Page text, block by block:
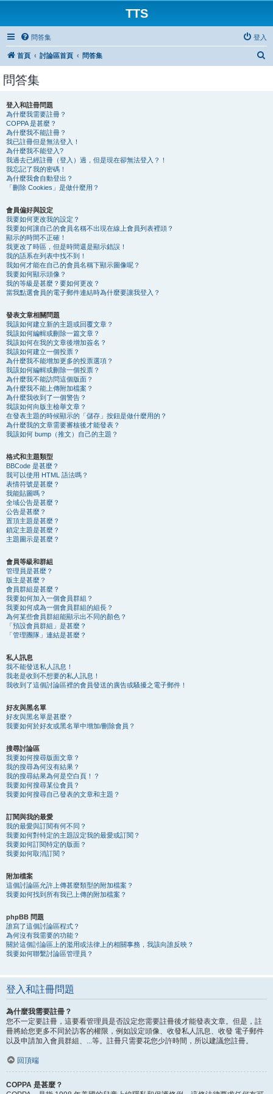
TTS
問答集 登入
首頁 討論區首頁 問答集
問答集
登入和註冊問題
為什麼我需要註冊？
COPPA 是甚麼？
為什麼我不能註冊？
我已註冊但是無法登入！
為什麼我不能登入?
我過去已經註冊（登入）過，但是現在卻無法登入？！
我忘記了我的密碼！
為什麼我會自動登出？
「刪除 Cookies」是做什麼用？
會員偏好與設定
我要如何更改我的設定？
我要如何讓自己的會員名稱不出現在線上會員列表裡頭？
顯示的時間不正確！
我更改了時區，但是時間還是顯示錯誤！
我的語系在列表中找不到！
我如何才能在自己的會員名稱下顯示圖像呢？
我要如何顯示頭像？
我的等級是甚麼？要如何更改？
當我點選會員的電子郵件連結時為什麼要讓我登入？
發表文章相關問題
我該如何建立新的主題或回覆文章？
我該如何編輯或刪除一篇文章？
我該如何在我的文章後增加簽名？
我該如何建立一個投票？
為什麼我不能增加更多的投票選項？
我該如何編輯或刪除一個投票？
為什麼我不能訪問這個版面？
為什麼我不能上傳附加檔案？
為什麼我收到了一個警告？
我該如何向版主檢舉文章？
在發表主題的時候顯示的「儲存」按鈕是做什麼用的？
為什麼我的文章需要審核後才能發表？
我該如何 bump（推文）自己的主題？
格式和主題類型
BBCode 是甚麼？
我可以使用 HTML 語法嗎？
表情符號是甚麼？
我能貼圖嗎？
全域公告是甚麼？
公告是甚麼？
置頂主題是甚麼？
鎖定主題是甚麼？
主題圖示是甚麼？
會員等級和群組
管理員是甚麼？
版主是甚麼？
會員群組是甚麼？
我要如何加入一個會員群組？
我要如何成為一個會員群組的組長？
為何某些會員群組能顯示出不同的顏色？
「預設會員群組」是甚麼？
「管理團隊」連結是甚麼？
私人訊息
我不能發送私人訊息！
我老是收到不想要的私人訊息！
我收到了這個討論區裡的會員發送的廣告或騷擾之電子郵件！
好友與黑名單
好友與黑名單是甚麼？
我要如何於好友或黑名單中增加/刪除會員？
搜尋討論區
我要如何搜尋版面文章？
我的搜尋為何沒有結果？
我的搜尋結果為何是空白頁！？
我要如何搜尋某位會員？
我要如何搜尋自己發表的文章和主題？
訂閱與我的最愛
我的最愛與訂閱有何不同？
我要如何對特定的主題設定我的最愛或訂閱？
我要如何訂閱特定的版面？
我要如何取消訂閱？
附加檔案
這個討論區允許上傳甚麼類型的附加檔案？
我要如何找到所有我已上傳的附加檔案？
phpBB 問題
誰寫了這個討論區程式？
為何沒有我需要的功能？
關於這個討論區上的濫用或法律上的相關事務，我該向誰反映？
我要如何聯繫討論區管理員？
登入和註冊問題
為什麼我需要註冊？
您不一定要註冊，這要看管理員是否設定您需要註冊後才能發表文章。但是，註
冊將給您更多不同於訪客的權限，例如設定頭像、收發私人訊息、收發 電子郵件
以及申請加入會員群組、...等。註冊只需要花您少許時間，所以建議您註冊。
回頂端
COPPA 是甚麼？